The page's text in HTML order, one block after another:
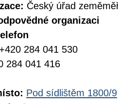
Český úřad
organizaci
+420 284 041 530
284 041 416
Pod sídlištěm 1800/9